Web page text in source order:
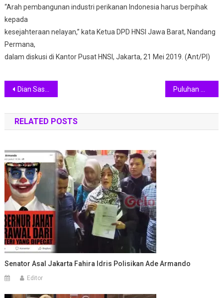
“Arah pembangunan industri perikanan Indonesia harus berpihak
kepada
kesejahteraan nelayan,” kata Ketua DPD HNSI Jawa Barat, Nandang
Permana,
dalam diskusi di Kantor Pusat HNSI, Jakarta, 21 Mei 2019. (Ant/PI)
Navigasi
pos
Dian Sastro Gaya Rambutnya Bernostalgia ke era 90-an
RELATED POSTS
Senator Asal Jakarta Fahira Idris Polisikan Ade Armando
Editor